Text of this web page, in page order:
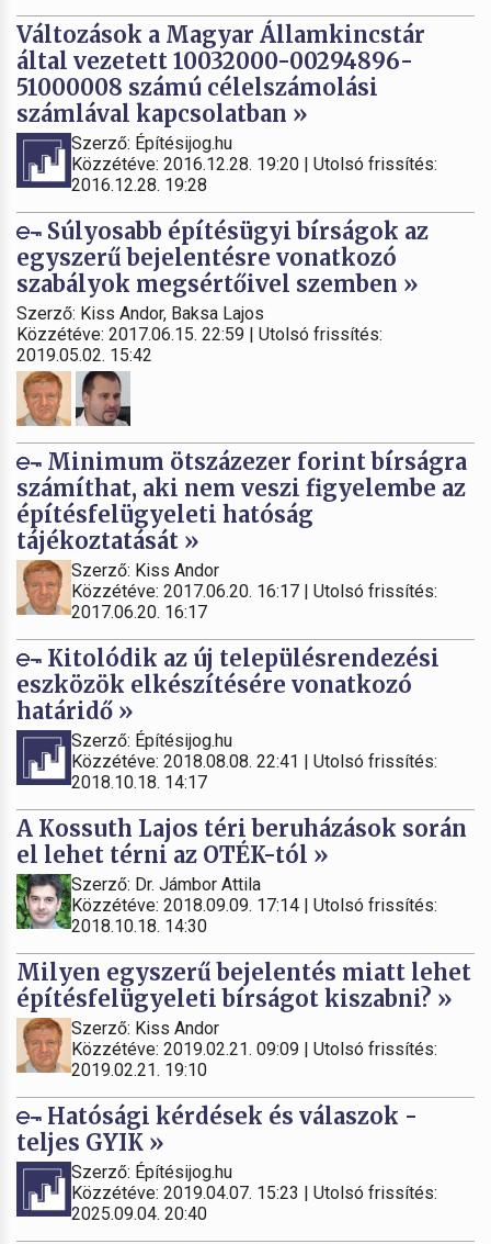
Változások a Magyar Államkincstár
által vezetett 10032000-00294896-
51000008 számú célelszámolási
számlával kapcsolatban »
Szerző: Építésijog.hu
Közzétéve: 2016.12.28. 19:20 | Utolsó frissítés:
2016.12.28. 19:28
Súlyosabb építésügyi bírságok az
egyszerű bejelentésre vonatkozó
szabályok megsértőivel szemben »
Szerző: Kiss Andor, Baksa Lajos
Közzétéve: 2017.06.15. 22:59 | Utolsó frissítés:
2019.05.02. 15:42
Minimum ötszázezer forint bírságra
számíthat, aki nem veszi figyelembe az
építésfelügyeleti hatóság
tájékoztatását »
Szerző: Kiss Andor
Közzétéve: 2017.06.20. 16:17 | Utolsó frissítés:
2017.06.20. 16:17
Kitolódik az új településrendezési
eszközök elkészítésére vonatkozó
határidő »
Szerző: Építésijog.hu
Közzétéve: 2018.08.08. 22:41 | Utolsó frissítés:
2018.10.18. 14:17
A Kossuth Lajos téri beruházások során
el lehet térni az OTÉK-tól »
Szerző: Dr. Jámbor Attila
Közzétéve: 2018.09.09. 17:14 | Utolsó frissítés:
2018.10.18. 14:30
Milyen egyszerű bejelentés miatt lehet
építésfelügyeleti bírságot kiszabni? »
Szerző: Kiss Andor
Közzétéve: 2019.02.21. 09:09 | Utolsó frissítés:
2019.02.21. 19:10
Hatósági kérdések és válaszok -
teljes GYIK »
Szerző: Építésijog.hu
Közzétéve: 2019.04.07. 15:23 | Utolsó frissítés:
2025.09.04. 20:40